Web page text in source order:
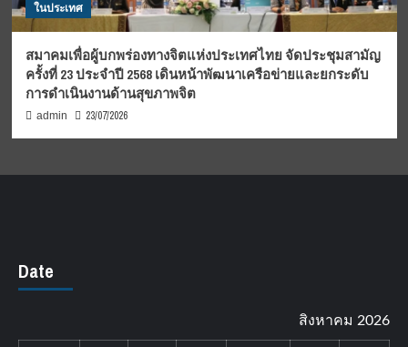
ในประเทศ
สมาคมเพื่อผู้บกพร่องทางจิตแห่งประเทศไทย จัดประชุมสามัญ
ครั้งที่ 23 ประจำปี 2568 เดินหน้าพัฒนาเครือข่ายและยกระดับ
การดำเนินงานด้านสุขภาพจิต
admin 23/07/2026
Date
สิงหาคม 2026